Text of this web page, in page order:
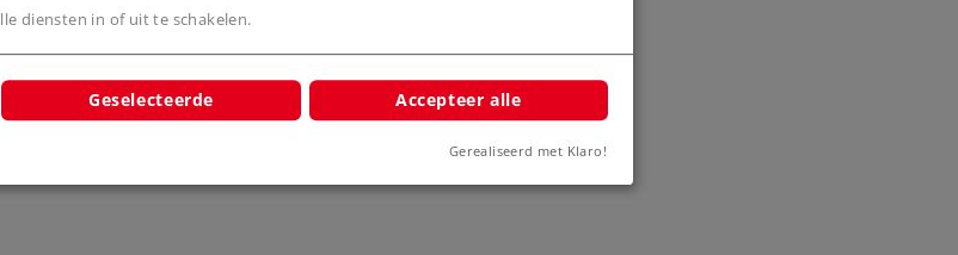
Uitbreidingsset
ondervloer
7548
wisselaandrijving.
7549
diensten in of uit te schakelen.
Geselecteerde Accepteer alle
Gerealiseerd met Klaro!